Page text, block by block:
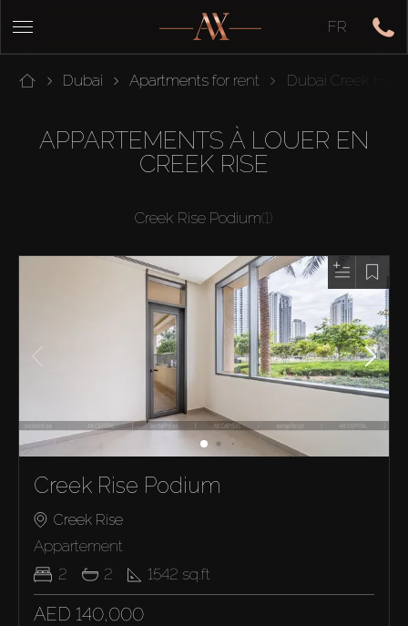
FR
Dubai Apartments for rent Dubai Creek
APPARTEMENTS À LOUER EN
CREEK RISE
Creek Rise Podium(1)
Creek Rise Podium
Creek Rise
Appartement
2
2 1542 sq.ft
AED 140,000